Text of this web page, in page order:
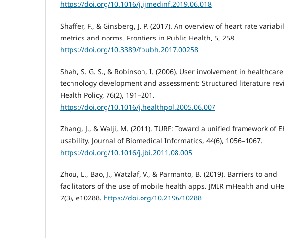
https://doi.org/10.1016/j.ijmedinf.2019.06.018
Shaffer, F., & Ginsberg, J. P. (2017). An overview of heart rate
metrics and norms. Frontiers in Public Health, 5, 258.
https://doi.org/10.3389/fpubh.2017.00258
Shah, S. G. S., & Robinson, I. (2006). User involvement in healthcare
technology development and assessment: Structured literature
Health Policy, 76(2), 191–201.
https://doi.org/10.1016/j.healthpol.2005.06.007
Zhang, J., & Walji, M. (2011). TURF: Toward a unified framework of
usability. Journal of Biomedical Informatics, 44(6), 1056–1067.
https://doi.org/10.1016/j.jbi.2011.08.005
Zhou, L., Bao, J., Watzlaf, V., & Parmanto, B. (2019). Barriers to and
facilitators of the use of mobile health apps. JMIR mHealth and
7(3), e10288. https://doi.org/10.2196/10288